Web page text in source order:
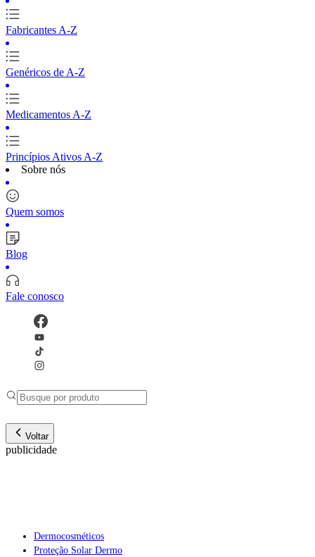
Fabricantes A-Z
Genéricos de A-Z
Medicamentos A-Z
Princípios Ativos A-Z
Sobre nós
Quem somos
Blog
Fale conosco
Voltar
publicidade
Dermocosméticos
Proteção Solar Dermo